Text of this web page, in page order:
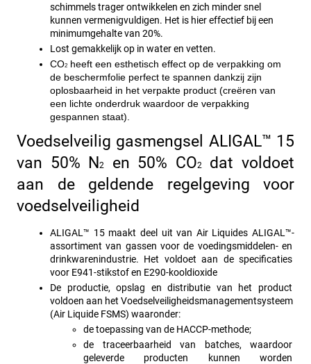
schimmels trager ontwikkelen en zich minder snel
kunnen vermenigvuldigen. Het is hier effectief bij een
minimumgehalte van 20%.
Lost gemakkelijk op in water en vetten.
CO2 heeft een esthetisch effect op de verpakking om
de beschermfolie perfect te spannen dankzij zijn
oplosbaarheid in het verpakte product (creëren van
een lichte onderdruk waardoor de verpakking
gespannen staat).
Voedselveilig gasmengsel ALIGAL™ 15
van 50% N2 en 50% CO2 dat voldoet
aan de geldende regelgeving voor
voedselveiligheid
ALIGAL™ 15 maakt deel uit van Air Liquides ALIGAL™-
assortiment van gassen voor de voedingsmiddelen- en
drinkwarenindustrie. Het voldoet aan de specificaties
voor E941-stikstof en E290-kooldioxide
De productie, opslag en distributie van het product
voldoen aan het Voedselveiligheidsmanagementsysteem
(Air Liquide FSMS) waaronder:
de toepassing van de HACCP-methode;
de traceerbaarheid van batches, waardoor
geleverde producten kunnen worden